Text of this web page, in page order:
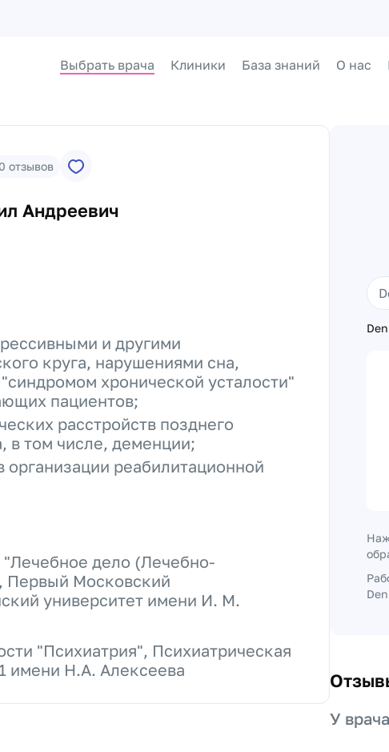
Выбрать врача Клиники База знаний О нас
0 отзывов
Андреевич
и другими
круга, нарушениями сна,
хронической усталости"
пациентов;
расстройств позднего
в том числе, деменции;
реабилитационной
дело (Лечебно-
Первый Московский
университет имени И. М.
"Психиатрия", Психиатрическая
имени Н.А. Алексеева
У